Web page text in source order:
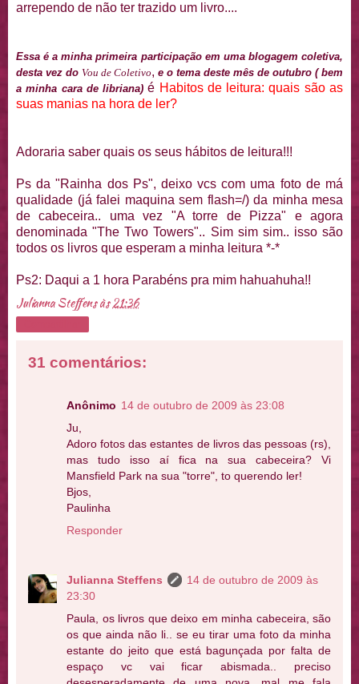
arrependo de não ter trazido um livro....
Essa é a minha primeira participação em uma blogagem coletiva,
desta vez do Vou de Coletivo, e o tema deste mês de outubro ( bem
a minha cara delibriana) é Habitosde leitura: quais são as
suas manias na hora de ler?
Adoraria saber quais os seus hábitos de leitura!!!
Ps da "Rainha dos Ps", deixovcs com uma foto de má
qualidade (já falei maquina sem flash=/) da minha mesa
de cabeceira.. uma vez "A torre de Pizza" e agora
denominada "The Two Towers".. Sim sim sim.. isso são
todos os livros que esperam a minha leitura *-*
Ps2: Daqui a 1 hora Parabéns pra mim hahuahuha!!
Julianna Steffensàs21:36
31 comentários:
Anônimo 14 de outubro de 2009 às 23:08
Ju,
Adoro fotos das estantes de livros das pessoas (rs),
mas tudo isso aí fica na sua cabeceira? Vi
Mansfield Park na sua "torre", to querendo ler!
Bjos,
Paulinha
Responder
Julianna Steffens
14 de outubro de 2009 às
23:30
Paula, os livros que deixo em minha cabeceira, são
os que ainda não li.. se eu tirar uma foto da minha
estante do jeito que está bagunçada por falta de
espaço vc vai ficar abismada.. preciso